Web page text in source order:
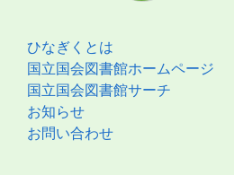
ひなぎくとは
国立国会図書館ホームページ
国立国会図書館サーチ
お知らせ
お問い合わせ